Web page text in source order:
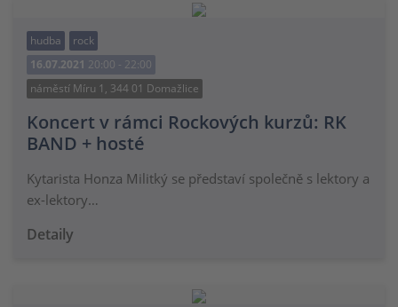
hudba
rock
16.07.2021 20:00 - 22:00
náměstí Míru 1, 344 01 Domažlice
Koncert v rámci Rockových kurzů: RK
BAND + hosté
Kytarista Honza Militký se představí společně s lektory a
ex-lektory…
Detaily